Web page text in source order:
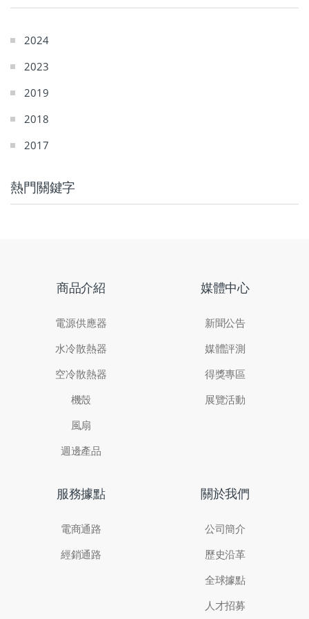
2024
2023
2019
2018
2017
熱門關鍵字
商品介紹
電源供應器
水冷散熱器
空冷散熱器
機殼
風扇
週邊產品
媒體中心
新聞公告
媒體評測
得獎專區
展覽活動
服務據點
電商通路
經銷通路
關於我們
公司簡介
歷史沿革
全球據點
人才招募